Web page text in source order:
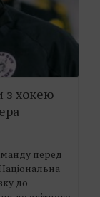
з хокею
перед
до